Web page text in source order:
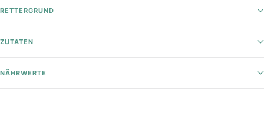
RETTERGRUND
ZUTATEN
NÄHRWERTE